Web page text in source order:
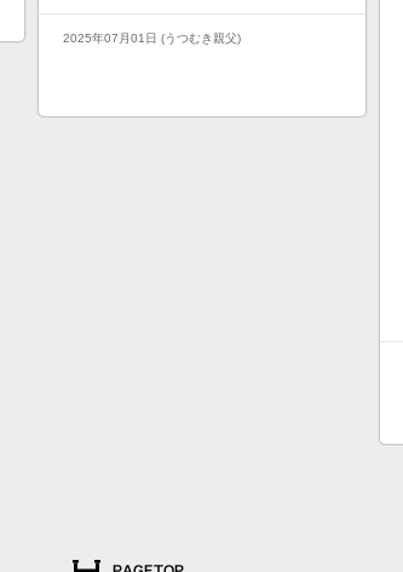
2025年07月01日 (うつむき親父)